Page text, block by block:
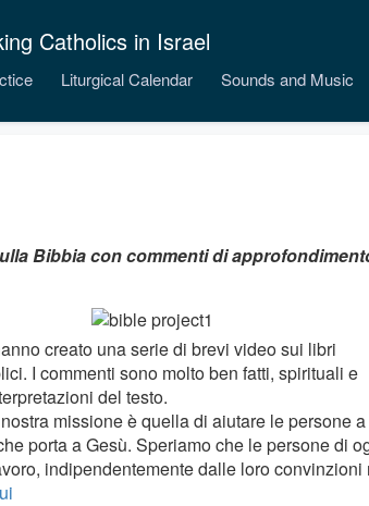
Catholics in Israel
Liturgical Calendar Sounds and Music
Bibbia con commenti di
creato una serie di brevi video sui libri
I commenti sono molto ben fatti, spirituali e
del testo.
missione è quella di aiutare le persone
porta a Gesù. Speriamo che le persone di
indipendentemente dalle loro convinzioni